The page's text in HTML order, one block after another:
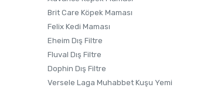
Brit Care Köpek Maması
Felix Kedi Maması
Eheim Dış Filtre
Fluval Dış Filtre
Dophin Dış Filtre
Versele Laga Muhabbet Kuşu Yemi